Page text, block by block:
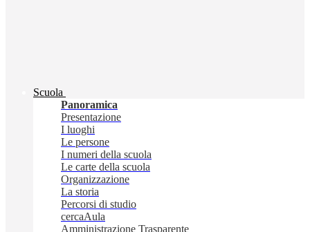
Scuola
Panoramica
Presentazione
I luoghi
Le persone
I numeri della scuola
Le carte della scuola
Organizzazione
La storia
Percorsi di studio
cercaAula
Amministrazione Trasparente